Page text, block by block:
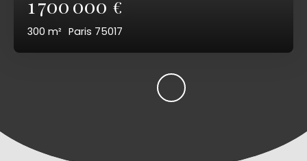
1 700 000 €
300 m² Paris 75017